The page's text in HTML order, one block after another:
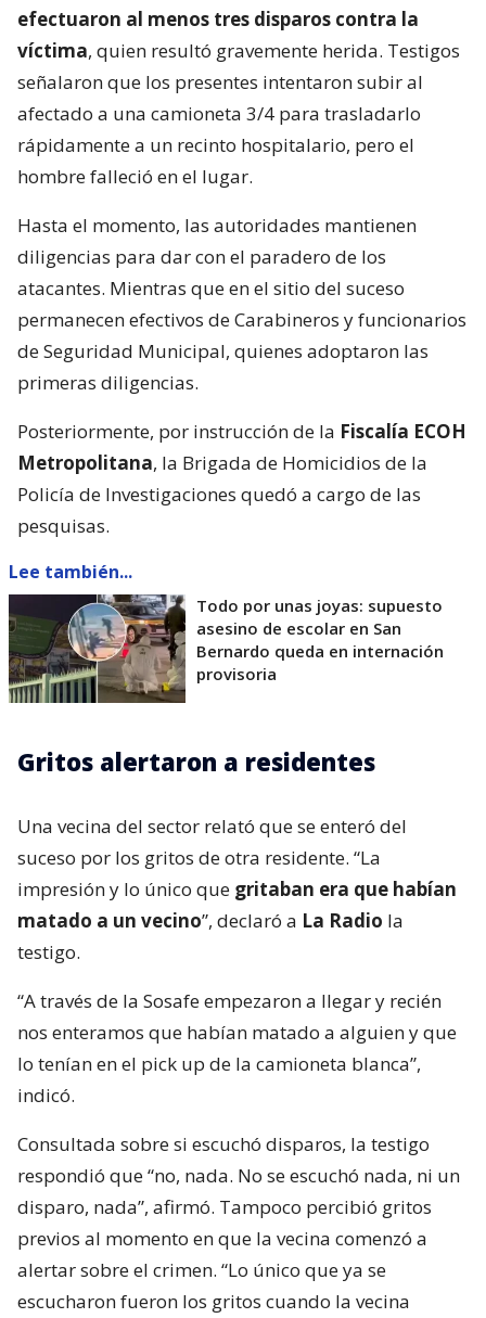
efectuaron al menos tres disparos contra la
víctima, quien resultó gravemente herida. Testigos
señalaron que los presentes intentaron subir al
afectado a una camioneta 3/4 para trasladarlo
rápidamente a un recinto hospitalario, pero el
hombre falleció en el lugar.
Hasta el momento, las autoridades mantienen
diligencias para dar con el paradero de los
atacantes. Mientras que en el sitio del suceso
permanecen efectivos de Carabineros y funcionarios
de Seguridad Municipal, quienes adoptaron las
primeras diligencias.
Posteriormente, por instrucción de la Fiscalía ECOH
Metropolitana, la Brigada de Homicidios de la
Policía de Investigaciones quedó a cargo de las
pesquisas.
Lee también...
Todo por unas joyas: supuesto
asesino de escolar en San
Bernardo queda en internación
provisoria
Gritos alertaron a residentes
Una vecina del sector relató que se enteró del
suceso por los gritos de otra residente. “La
impresión y lo único que gritaban era que habían
matado a un vecino”, declaró a La Radio la
testigo.
“A través de la Sosafe empezaron a llegar y recién
nos enteramos que habían matado a alguien y que
lo tenían en el pick up de la camioneta blanca”,
indicó.
Consultada sobre si escuchó disparos, la testigo
respondió que “no, nada. No se escuchó nada, ni un
disparo, nada”, afirmó. Tampoco percibió gritos
previos al momento en que la vecina comenzó a
alertar sobre el crimen. “Lo único que ya se
escucharon fueron los gritos cuando la vecina